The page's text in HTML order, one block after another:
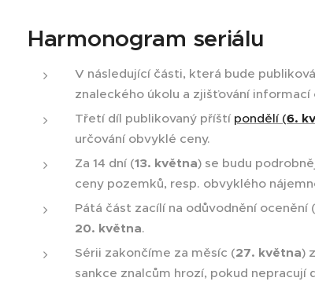
Harmonogram seriálu
V následující části, která bude
znaleckého úkolu a zjišťování
Třetí díl publikovaný příští pondělí (6.
určování obvyklé ceny.
Za 14 dní (13. května) se budu
ceny pozemků, resp. obvyklého
Pátá část zacílí na odůvodnění
20. května.
Sérii zakončíme za měsíc (27. května)
sankce znalcům hrozí, pokud